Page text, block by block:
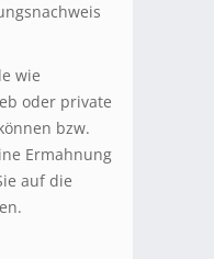
wie
oder private
bzw.
Ermahnung
auf die